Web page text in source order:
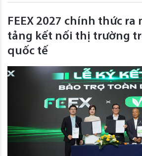
FEEX 2027 chính thức ra
tảng kết nối thị trường
quốc tế